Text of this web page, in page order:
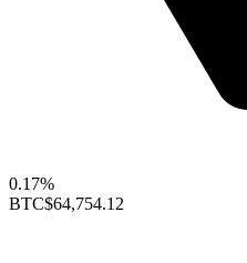
0.17%
BTC$64,754.12